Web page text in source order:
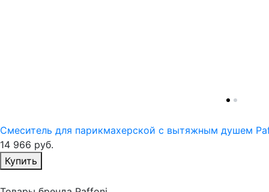
Смеситель для парикмахерской с вытяжным душем
14 966 руб.
Купить